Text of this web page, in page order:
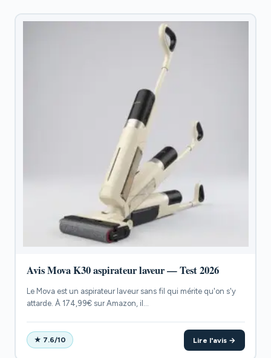
Avis Mova K30 aspirateur laveur — Test 2026
Le Mova est un aspirateur laveur sans fil qui mérite qu'on s'y
attarde. À 174,99€ sur Amazon, il...
★ 7.6/10 Lire l'avis →